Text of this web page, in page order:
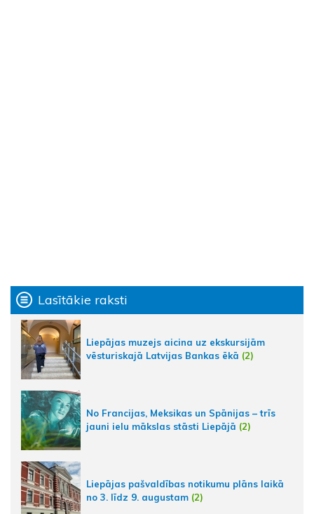
Lasītākie raksti
Liepājas muzejs aicina uz ekskursijām
vēsturiskajā Latvijas Bankas ēkā (2)
No Francijas, Meksikas un Spānijas – trīs
jauni ielu mākslas stāsti Liepājā (2)
Liepājas pašvaldības notikumu plāns laikā
no 3. līdz 9. augustam (2)